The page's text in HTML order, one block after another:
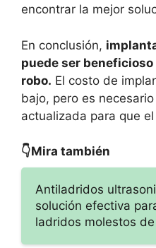
encontrar la mejor
En conclusión,
puede ser
robo. El costo de
bajo, pero es
actualizada para que
👇Mira también
Antiladridos
solución efectiva
ladridos molestos